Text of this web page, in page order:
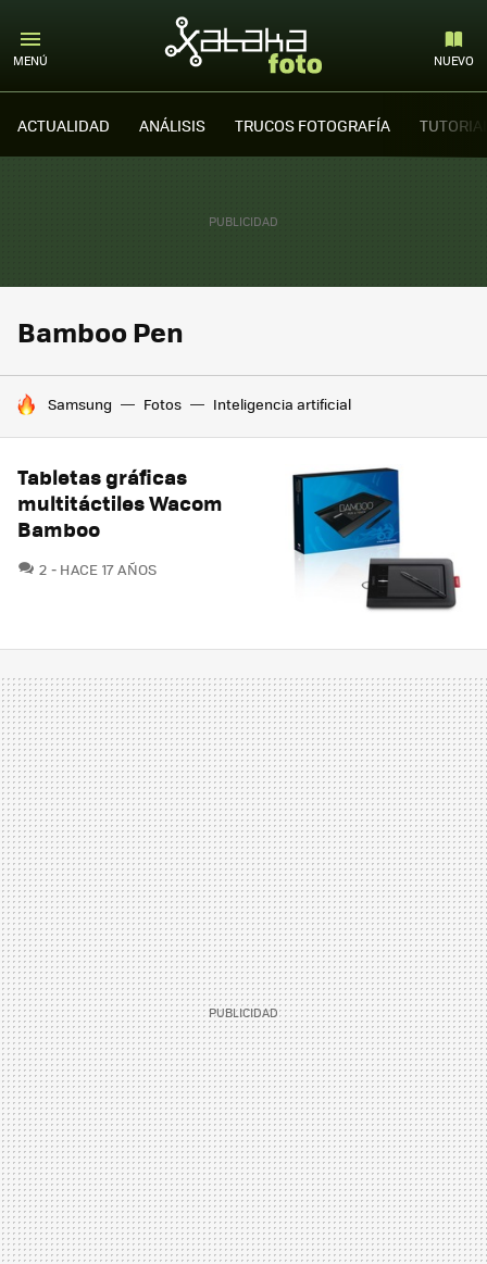
MENÚ NUEVO
ACTUALIDAD ANÁLISIS TRUCOS FOTOGRAFÍA
Bamboo Pen
HOY SE HABLA DE
Samsung Fotos Inteligencia artificial
Tabletas gráficas
multitáctiles Wacom
Bamboo
2 COMENTARIOS
HACE 17 AÑOS